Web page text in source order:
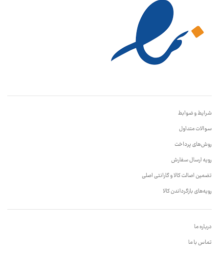
شرایط و ضوابط
سوالات متداول
روش‌های پرداخت
رویه ارسال سفارش
تضمین اصالت کالا و گارانتی اصلی
رویه‌های بازگرداندن کالا
درباره ما
تماس با ما